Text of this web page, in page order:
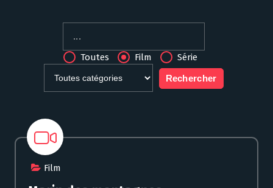
Toutes Film Série
Film